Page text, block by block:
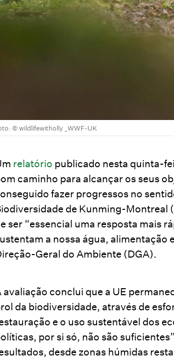
© wildlifewitholly _WWF-UK
relatório publicado nesta quinta-
caminho para alcançar os seus
fazer progressos no
de Kunming-Montreal
ser “essencial uma resposta mais
a nossa água, alimentação
Geral do Ambiente (DGA).
avaliação conclui que a UE
da biodiversidade, através de
e o uso sustentável dos
por si só, não são
desde zonas húmidas